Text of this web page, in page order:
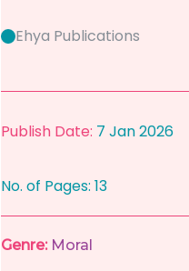
Ehya Publications
Publish Date: 7 Jan 2026
No. of Pages:13
Genre: Moral